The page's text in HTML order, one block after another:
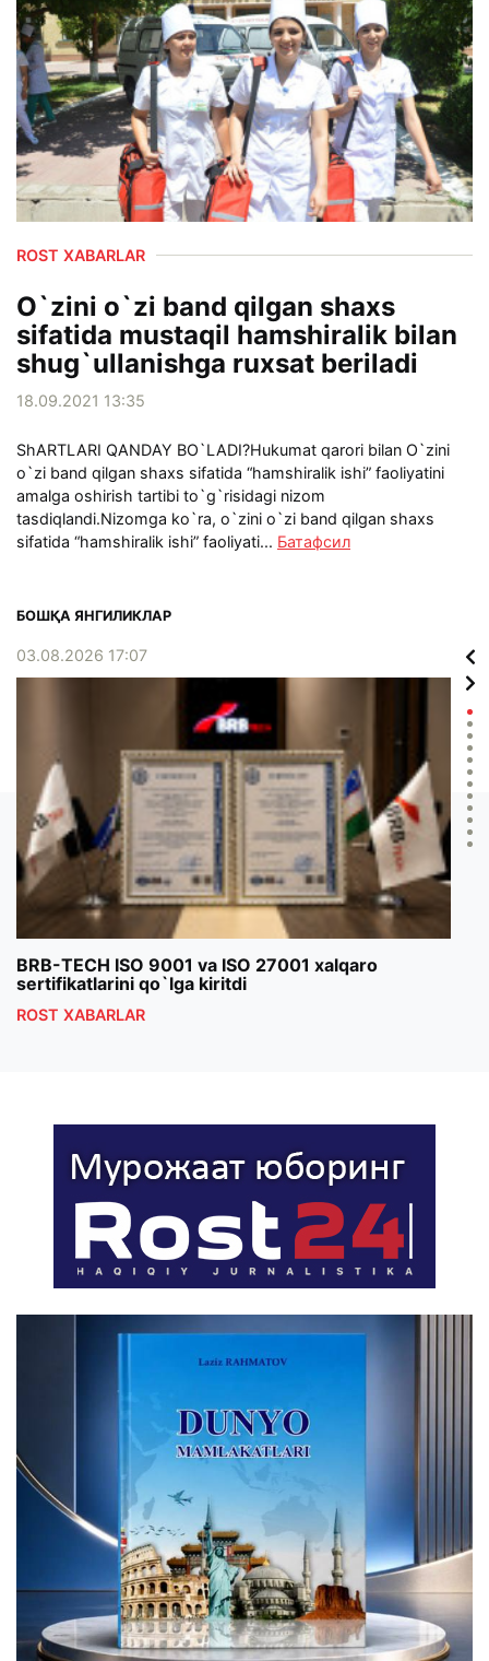
ROST XABARLAR
O`zini o`zi band qilgan shaxs
sifatida mustaqil hamshiralik bilan
shug`ullanishga ruxsat beriladi
18.09.2021 13:35
ShARTLARI QANDAY BO`LADI?Hukumat qarori bilan O`zini
o`zi band qilgan shaxs sifatida “hamshiralik ishi” faoliyatini
amalga oshirish tartibi to`g`risidagi nizom
tasdiqlandi.Nizomga ko`ra, o`zini o`zi band qilgan shaxs
sifatida “hamshiralik ishi” faoliyati... Батафсил
БОШҚА ЯНГИЛИКЛАР
03.08.2026 17:07
BRB-TECH ISO 9001 va ISO 27001 xalqaro
sertifikatlarini qo`lga kiritdi
ROST XABARLAR